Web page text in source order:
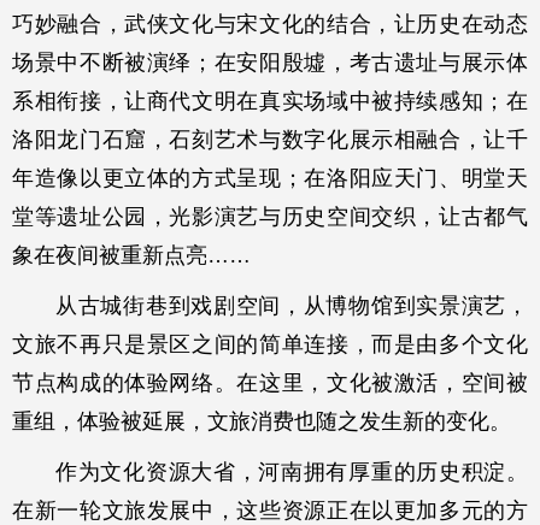
巧妙融合，武侠文化与宋文化的结合，让历史在动态
场景中不断被演绎；在安阳殷墟，考古遗址与展示体
系相衔接，让商代文明在真实场域中被持续感知；在
洛阳龙门石窟，石刻艺术与数字化展示相融合，让千
年造像以更立体的方式呈现；在洛阳应天门、明堂天
堂等遗址公园，光影演艺与历史空间交织，让古都气
象在夜间被重新点亮……
从古城街巷到戏剧空间，从博物馆到实景演艺，
文旅不再只是景区之间的简单连接，而是由多个文化
节点构成的体验网络。在这里，文化被激活，空间被
重组，体验被延展，文旅消费也随之发生新的变化。
作为文化资源大省，河南拥有厚重的历史积淀。
在新一轮文旅发展中，这些资源正在以更加多元的方